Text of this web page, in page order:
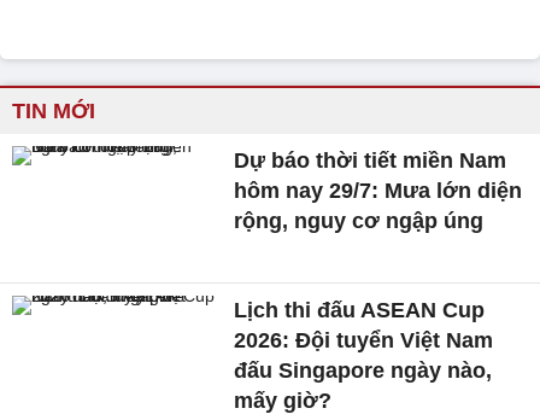
TIN MỚI
Dự báo thời tiết miền Nam
hôm nay 29/7: Mưa lớn diện
rộng, nguy cơ ngập úng
Lịch thi đấu ASEAN Cup
2026: Đội tuyển Việt Nam
đấu Singapore ngày nào,
mấy giờ?